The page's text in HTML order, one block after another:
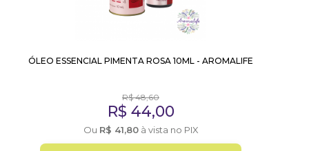
ÓLEO ESSENCIAL PIMENTA ROSA 10ML - AROMALIFE
R$48,60
R$ 44,00
Ou R$ 41,80à vista no PIX